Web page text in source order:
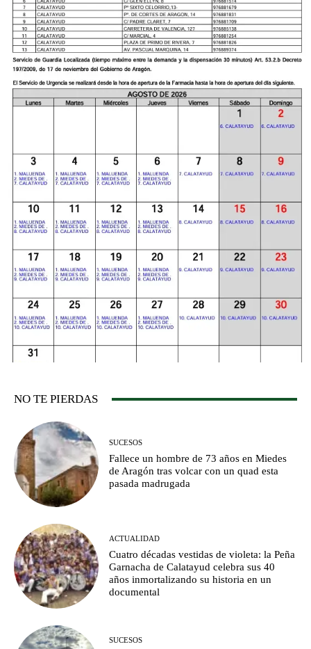
NO TE PIERDAS
SUCESOS
Fallece un hombre de 73 años en Miedes
de Aragón tras volcar con un quad esta
pasada madrugada
ACTUALIDAD
Cuatro décadas vestidas de violeta: la Peña
Garnacha de Calatayud celebra sus 40
años inmortalizando su historia en un
documental
SUCESOS